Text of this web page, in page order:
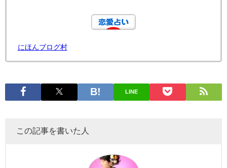
にほんブログ村
LINE
この記事を書いた人